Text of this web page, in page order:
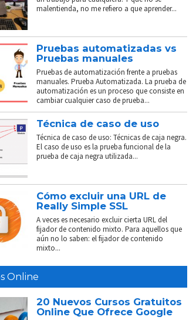
malentienda, no me refiero a que aprender...
Pruebas automatizadas vs
Pruebas manuales
Pruebas de automatización frente a pruebas
manuales. Prueba Automatizada. La prueba de
automatización es un proceso que consiste en
cambiar cualquier caso de prueba...
Técnica de caso de uso
Técnica de caso de uso: Técnicas de caja negra.
El caso de uso es la prueba funcional de la
prueba de caja negra utilizada...
Cómo excluir una URL de
Really Simple SSL
A veces es necesario excluir cierta URL del
fijador de contenido mixto. Para aquellos que
aún no lo saben: el fijador de contenido
mixto...
Online
20 Nuevos Cursos Gratuitos
Online Que Ofrece Google